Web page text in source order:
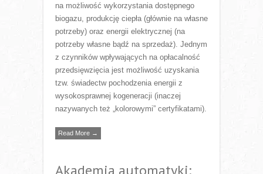
na możliwość wykorzystania dostępnego
biogazu, produkcję ciepła (głównie na własne
potrzeby) oraz energii elektrycznej (na
potrzeby własne bądź na sprzedaż). Jednym
z czynników wpływających na opłacalność
przedsięwzięcia jest możliwość uzyskania
tzw. świadectw pochodzenia energii z
wysokosprawnej kogeneracji (inaczej
nazywanych też „kolorowymi” certyfikatami).
Read More →
Akademia automatyki: